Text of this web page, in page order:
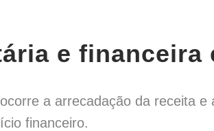
e financeira
a arrecadação da receita
financeiro.